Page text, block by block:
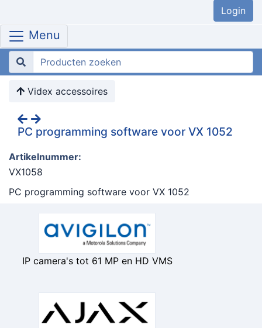
Menu
Videx accessoires
PC programming software voor VX 1052
Artikelnummer:
VX1058
PC programming software voor VX 1052
IP camera's tot 61 MP en HD VMS